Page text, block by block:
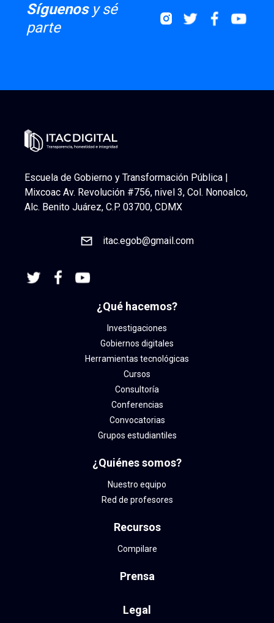
Síguenos y sé
parte
Escuela de Gobierno y Transformación Pública |
Mixcoac Av. Revolución #756, nivel 3, Col. Nonoalco,
Alc. Benito Juárez, C.P. 03700, CDMX
itac.egob@gmail.com
¿Qué hacemos?
Investigaciones
Gobiernos digitales
Herramientas tecnológicas
Cursos
Consultoría
Conferencias
Convocatorias
Grupos estudiantiles
¿Quiénes somos?
Nuestro equipo
Red de profesores
Recursos
Compilare
Prensa
Legal